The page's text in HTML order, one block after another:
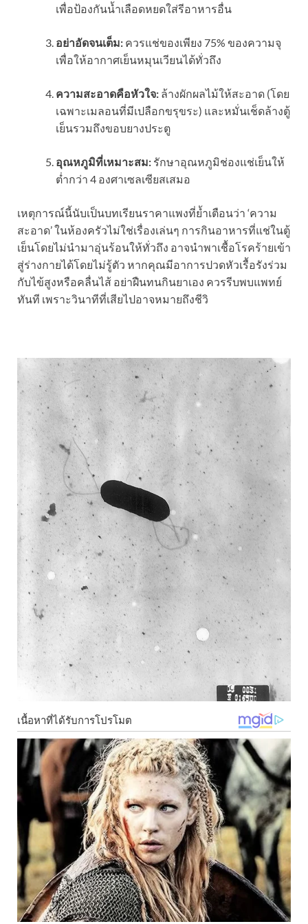
เพื่อป้องกันน้ำเลือดหยดใส่รีอาหารอื่น
อย่าอัดจนเต็ม: ควรแช่ของเพียง 75% ของความจุ
เพื่อให้อากาศเย็นหมุนเวียนได้ทั่วถึง
ความสะอาดคือหัวใจ: ล้างผักผลไม้ให้สะอาด (โดย
เฉพาะเมลอนที่มีเปลือกขรุขระ) และหมั่นเช็ดล้างตู้
เย็นรวมถึงขอบยางประตู
อุณหภูมิที่เหมาะสม: รักษาอุณหภูมิช่องแช่เย็นให้
ต่ำกว่า 4 องศาเซลเซียสเสมอ
เหตุการณ์นี้นับเป็นบทเรียนราคาแพงที่ย้ำเตือนว่า ‘ความ
สะอาด’ ในห้องครัวไม่ใช่เรื่องเล่นๆ การกินอาหารที่แช่ในตู้
เย็นโดยไม่นำมาอุ่นร้อนให้ทั่วถึง อาจนำพาเชื้อโรคร้ายเข้า
สู่ร่างกายได้โดยไม่รู้ตัว หากคุณมีอาการปวดหัวเรื้อรังร่วม
กับไข้สูงหรือคลื่นไส้ อย่าฝืนทนกินยาเอง ควรรีบพบแพทย์
ทันที เพราะวินาทีที่เสียไปอาจหมายถึงชีวิ